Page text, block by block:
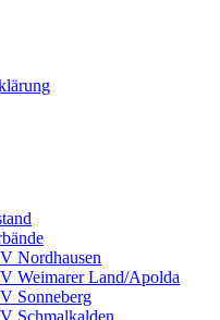
Nordhausen
Weimarer Land/Apolda
Sonneberg
Schmalkalden